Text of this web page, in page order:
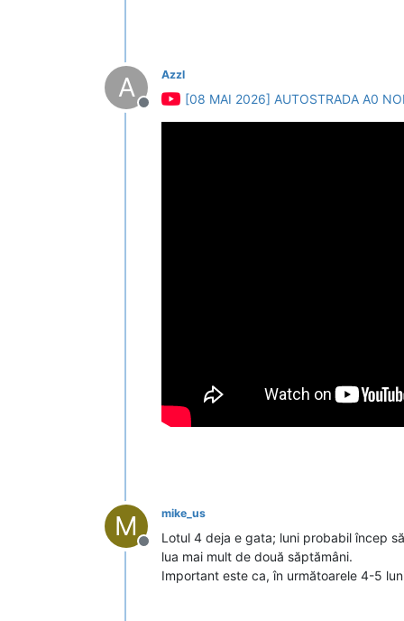
A
Deconectat
Azzl
[08 MAI 2026] AUTOSTRADA A0
M
Deconectat
mike_us
Lotul 4 deja e gata; luni probabil încep
lua mai mult de două săptămâni.
Important este ca, în următoarele 4-5